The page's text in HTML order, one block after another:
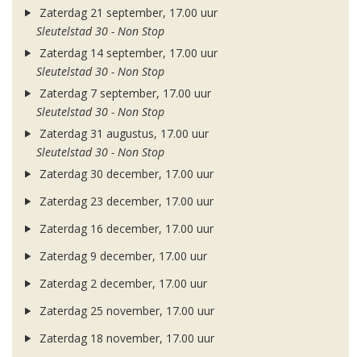
Zaterdag 21 september, 17.00 uur
Sleutelstad 30 - Non Stop
Zaterdag 14 september, 17.00 uur
Sleutelstad 30 - Non Stop
Zaterdag 7 september, 17.00 uur
Sleutelstad 30 - Non Stop
Zaterdag 31 augustus, 17.00 uur
Sleutelstad 30 - Non Stop
Zaterdag 30 december, 17.00 uur
Zaterdag 23 december, 17.00 uur
Zaterdag 16 december, 17.00 uur
Zaterdag 9 december, 17.00 uur
Zaterdag 2 december, 17.00 uur
Zaterdag 25 november, 17.00 uur
Zaterdag 18 november, 17.00 uur